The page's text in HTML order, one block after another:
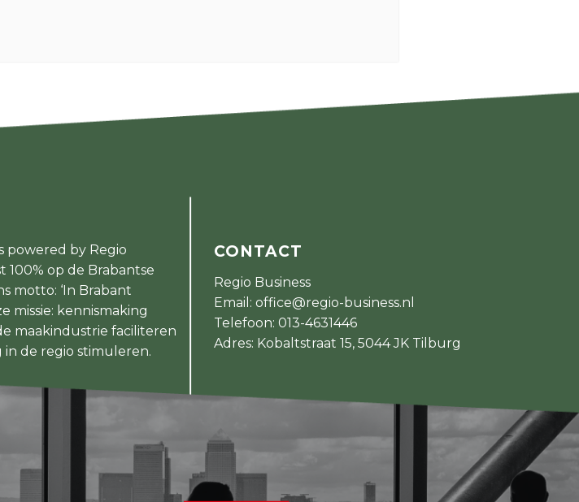
powered by Regio
100% op de Brabantse
motto: ‘In Brabant
missie: kennismaking
maakindustrie faciliteren
de regio stimuleren.
CONTACT
Regio Business
Email: office@regio-business.nl
Telefoon: 013-4631446
Adres: Kobaltstraat 15, 5044 JK Tilburg